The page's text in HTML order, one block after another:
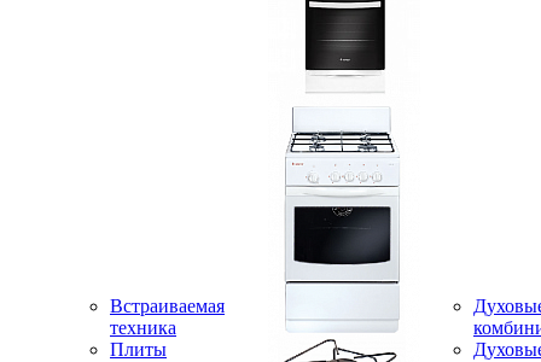
Встраиваемая
техника
Плиты